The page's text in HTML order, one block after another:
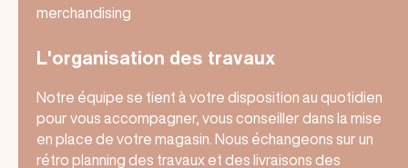
merchandising
L'organisation des travaux
Notre équipe se tient à votre disposition au quotidien
pour vous accompagner, vous conseiller dans la mise
en place de votre magasin. Nous échangeons sur un
rétro planning des travaux et des livraisons des